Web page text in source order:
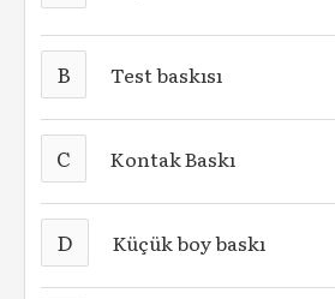
B Test baskısı
C Kontak Baskı
D Küçük boy baskı